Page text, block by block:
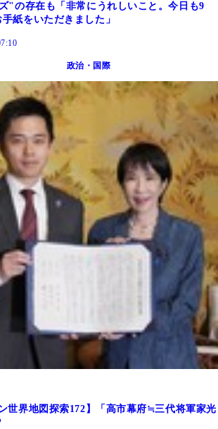
"の存在も「非常にうれしいこと。今日も9
紙をいただきました」
政治・国際
世界地図探索172】「高市幕府≒三代将軍家光